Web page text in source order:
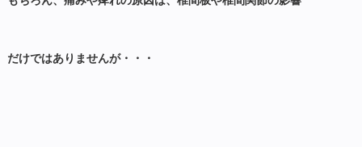
だけではありませんが・・・